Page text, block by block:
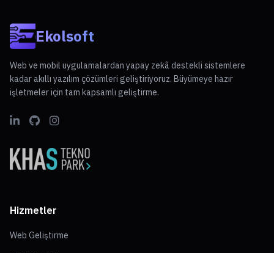
Ekolsoft
Web ve mobil uygulamalardan yapay zekâ destekli sistemlere
kadar akıllı yazılım çözümleri geliştiriyoruz. Büyümeye hazır
işletmeler için tam kapsamlı geliştirme.
Hizmetler
Web Geliştirme